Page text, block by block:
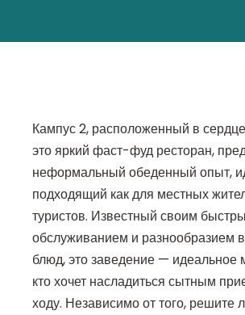
Кампус 2, расположенный в
это яркий фаст-фуд ресторан,
неформальный обеденный опыт,
подходящий как для местных
туристов. Известный своим
обслуживанием и разнообразием
блюд, это заведение — идеальное
кто хочет насладиться сытным
ходу. Независимо от того, решите